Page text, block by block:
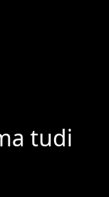
tudi